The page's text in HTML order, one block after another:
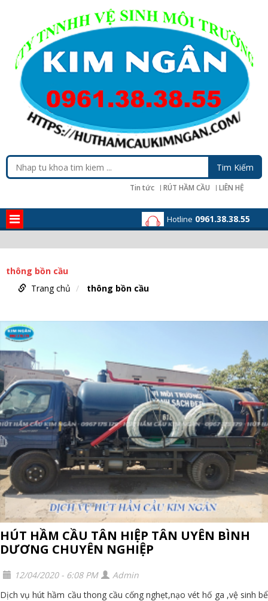
Tin tức RÚT HẦM CẦU LIÊN HỆ
Hotline 0961.38.38.55
thông bồn cầu
Trang chủ
thông bồn cầu
HÚT HẦM CẦU TÂN HIỆP TÂN UYÊN BÌNH
DƯƠNG CHUYÊN NGHIỆP
12/04/2020 - 6:08 PM
Admin
Dịch vụ hút hầm cầu thong cầu cống nghẹt,nạo vét hố ga ,vệ sinh bể